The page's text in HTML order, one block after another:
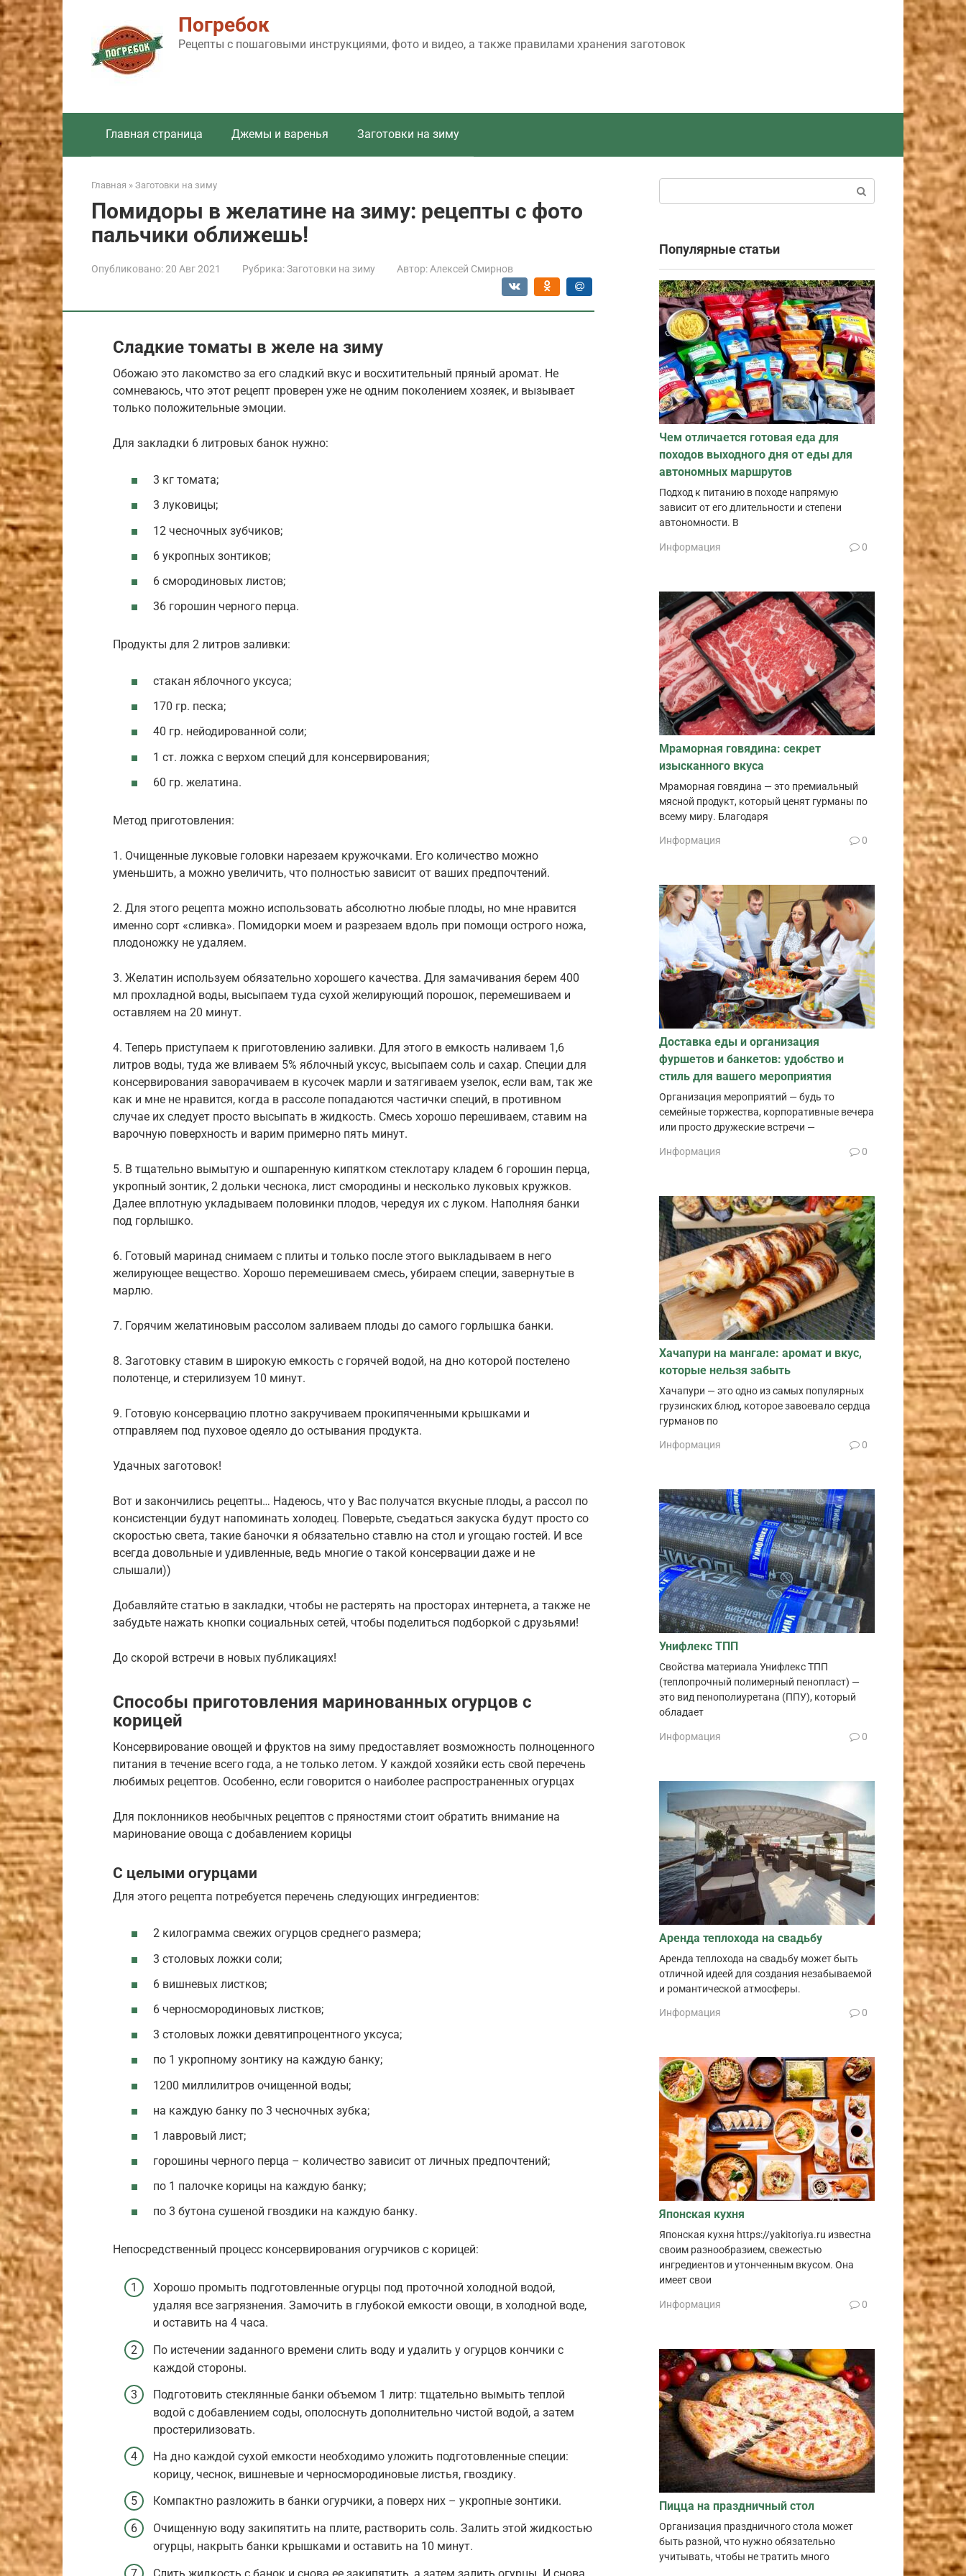
Перейти
к
контенту
Погребок
Рецепты с пошаговыми инструкциями, фото и видео, а также правилами хранения заготовок
Главная страница Джемы и варенья Заготовки на зиму
Главная » Заготовки на зиму
Помидоры в желатине на зиму: рецепты с фото
пальчики оближешь!
Опубликовано:20 Авг 2021 Рубрика:Заготовки на зиму Автор: Алексей Смирнов
Сладкие томаты в желе на зиму
Обожаю это лакомство за его сладкий вкус и восхитительный пряный аромат. Не
сомневаюсь, что этот рецепт проверен уже не одним поколением хозяек, и вызывает
только положительные эмоции.
Для закладки 6 литровых банок нужно:
3 кг томата;
3 луковицы;
12 чесночных зубчиков;
6 укропных зонтиков;
6 смородиновых листов;
36 горошин черного перца.
Продукты для 2 литров заливки:
стакан яблочного уксуса;
170 гр. песка;
40 гр. нейодированной соли;
1 ст. ложка с верхом специй для консервирования;
60 гр. желатина.
Метод приготовления:
1. Очищенные луковые головки нарезаем кружочками. Его количество можно
уменьшить, а можно увеличить, что полностью зависит от ваших предпочтений.
2. Для этого рецепта можно использовать абсолютно любые плоды, но мне нравится
именно сорт «сливка». Помидорки моем и разрезаем вдоль при помощи острого ножа,
плодоножку не удаляем.
3. Желатин используем обязательно хорошего качества. Для замачивания берем 400
мл прохладной воды, высыпаем туда сухой желирующий порошок, перемешиваем и
оставляем на 20 минут.
4. Теперь приступаем к приготовлению заливки. Для этого в емкость наливаем 1,6
литров воды, туда же вливаем 5% яблочный уксус, высыпаем соль и сахар. Специи для
консервирования заворачиваем в кусочек марли и затягиваем узелок, если вам, так же
как и мне не нравится, когда в рассоле попадаются частички специй, в противном
случае их следует просто высыпать в жидкость. Смесь хорошо перешиваем, ставим на
варочную поверхность и варим примерно пять минут.
5. В тщательно вымытую и ошпаренную кипятком стеклотару кладем 6 горошин перца,
укропный зонтик, 2 дольки чеснока, лист смородины и несколько луковых кружков.
Далее вплотную укладываем половинки плодов, чередуя их с луком. Наполняя банки
под горлышко.
6. Готовый маринад снимаем с плиты и только после этого выкладываем в него
желирующее вещество. Хорошо перемешиваем смесь, убираем специи, завернутые в
марлю.
7. Горячим желатиновым рассолом заливаем плоды до самого горлышка банки.
8. Заготовку ставим в широкую емкость с горячей водой, на дно которой постелено
полотенце, и стерилизуем 10 минут.
9. Готовую консервацию плотно закручиваем прокипяченными крышками и
отправляем под пуховое одеяло до остывания продукта.
Удачных заготовок!
Вот и закончились рецепты… Надеюсь, что у Вас получатся вкусные плоды, а рассол по
консистенции будут напоминать холодец. Поверьте, съедаться закуска будут просто со
скоростью света, такие баночки я обязательно ставлю на стол и угощаю гостей. И все
всегда довольные и удивленные, ведь многие о такой консервации даже и не
слышали))
Добавляйте статью в закладки, чтобы не растерять на просторах интернета, а также не
забудьте нажать кнопки социальных сетей, чтобы поделиться подборкой с друзьями!
До скорой встречи в новых публикациях!
Способы приготовления маринованных огурцов с
корицей
Консервирование овощей и фруктов на зиму предоставляет возможность полноценного
питания в течение всего года, а не только летом. У каждой хозяйки есть свой перечень
любимых рецептов. Особенно, если говорится о наиболее распространенных огурцах
Для поклонников необычных рецептов с пряностями стоит обратить внимание на
маринование овоща с добавлением корицы
С целыми огурцами
Для этого рецепта потребуется перечень следующих ингредиентов:
2 килограмма свежих огурцов среднего размера;
3 столовых ложки соли;
6 вишневых листков;
6 черносмородиновых листков;
3 столовых ложки девятипроцентного уксуса;
по 1 укропному зонтику на каждую банку;
1200 миллилитров очищенной воды;
на каждую банку по 3 чесночных зубка;
1 лавровый лист;
горошины черного перца – количество зависит от личных предпочтений;
по 1 палочке корицы на каждую банку;
по 3 бутона сушеной гвоздики на каждую банку.
Непосредственный процесс консервирования огурчиков с корицей:
Хорошо промыть подготовленные огурцы под проточной холодной водой,
удаляя все загрязнения. Замочить в глубокой емкости овощи, в холодной воде,
и оставить на 4 часа.
По истечении заданного времени слить воду и удалить у огурцов кончики с
каждой стороны.
Подготовить стеклянные банки объемом 1 литр: тщательно вымыть теплой
водой с добавлением соды, ополоснуть дополнительно чистой водой, а затем
простерилизовать.
На дно каждой сухой емкости необходимо уложить подготовленные специи:
корицу, чеснок, вишневые и черносмородиновые листья, гвоздику.
Компактно разложить в банки огурчики, а поверх них – укропные зонтики.
Очищенную воду закипятить на плите, растворить соль. Залить этой жидкостью
огурцы, накрыть банки крышками и оставить на 10 минут.
Слить жидкость с банок и снова ее закипятить, а затем залить огурцы. И снова
Популярные статьи
Чем отличается готовая еда для
походов выходного дня от еды для
автономных маршрутов
Подход к питанию в походе напрямую
зависит от его длительности и степени
автономности. В
Информация 0
Мраморная говядина: секрет
изысканного вкуса
Мраморная говядина — это премиальный
мясной продукт, который ценят гурманы по
всему миру. Благодаря
Информация 0
Доставка еды и организация
фуршетов и банкетов: удобство и
стиль для вашего мероприятия
Организация мероприятий — будь то
семейные торжества, корпоративные вечера
или просто дружеские встречи —
Информация 0
Хачапури на мангале: аромат и вкус,
которые нельзя забыть
Хачапури — это одно из самых популярных
грузинских блюд, которое завоевало сердца
гурманов по
Информация 0
Унифлекс ТПП
Свойства материала Унифлекс ТПП
(теплопрочный полимерный пенопласт) —
это вид пенополиуретана (ППУ), который
обладает
Информация 0
Аренда теплохода на свадьбу
Аренда теплохода на свадьбу может быть
отличной идеей для создания незабываемой
и романтической атмосферы.
Информация 0
Японская кухня
Японская кухня https://yakitoriya.ru известна
своим разнообразием, свежестью
ингредиентов и утонченным вкусом. Она
имеет свои
Информация 0
Пицца на праздничный стол
Организация праздничного стола может
быть разной, что нужно обязательно
учитывать, чтобы не тратить много